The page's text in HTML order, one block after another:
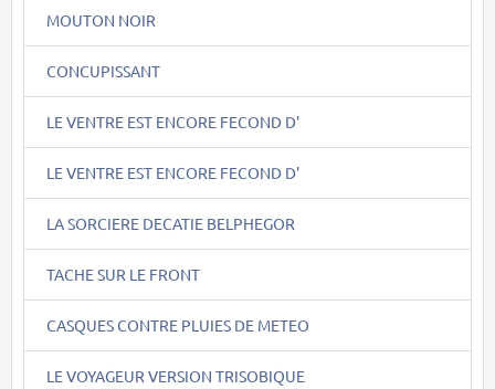
MOUTON NOIR
CONCUPISSANT
LE VENTRE EST ENCORE FECOND D'
LE VENTRE EST ENCORE FECOND D'
LA SORCIERE DECATIE BELPHEGOR
TACHE SUR LE FRONT
CASQUES CONTRE PLUIES DE METEO
LE VOYAGEUR VERSION TRISOBIQUE